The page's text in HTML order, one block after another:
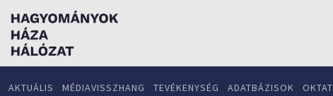
AKTUÁLIS MÉDIAVISSZHANG TEVÉKENYSÉG ADATBÁZISOK